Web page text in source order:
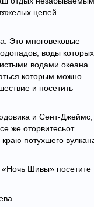
цепей
Это многовековые
воды которых
водами океана
которым можно
и посетить
и Сент-Джеймс,
же оторвитесьот
потухшего
«Ночь Шивы» посетите